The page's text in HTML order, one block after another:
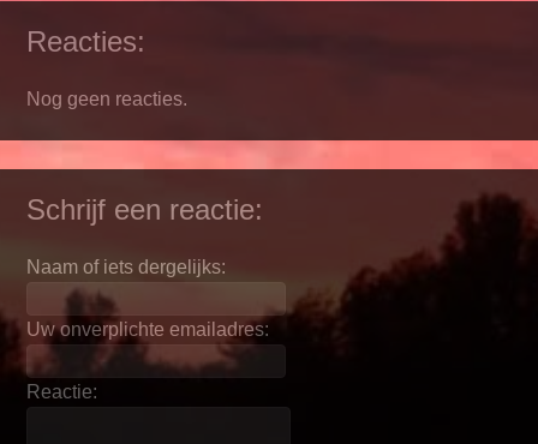
Reacties:
Nog geen reacties.
Schrijf een reactie:
Naam of iets dergelijks:
Uw onverplichte emailadres:
Reactie: